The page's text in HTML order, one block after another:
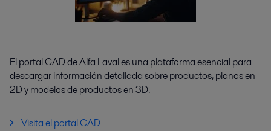
El portal CAD de Alfa Laval es una plataforma esencial para
descargar información detallada sobre productos, planos en
2D y modelos de productos en 3D.
Visita el portal CAD